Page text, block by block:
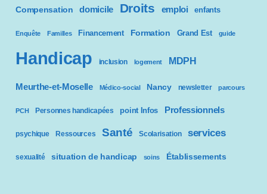
Compensation domicile Droits emploi enfants
Enquête Familles Financement Formation Grand Est guide
Handicap inclusion logement MDPH
Meurthe-et-Moselle Médico-social Nancy newsletter parcours
PCH Personnes handicapées point Infos Professionnels
psychique Ressources Santé Scolarisation services
sexualité situation de handicap soins Établissements